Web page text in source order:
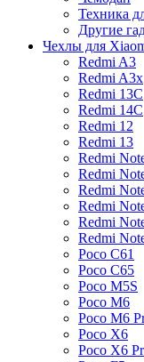
Техника
Другие
Чехлы для
Redmi A3
Redmi A3x
Redmi 13C
Redmi 14C
Redmi 12
Redmi 13
Redmi
Redmi
Redmi
Redmi
Redmi
Redmi
Poco C61
Poco C65
Poco M5S
Poco M6
Poco M6
Poco X6
Poco X6